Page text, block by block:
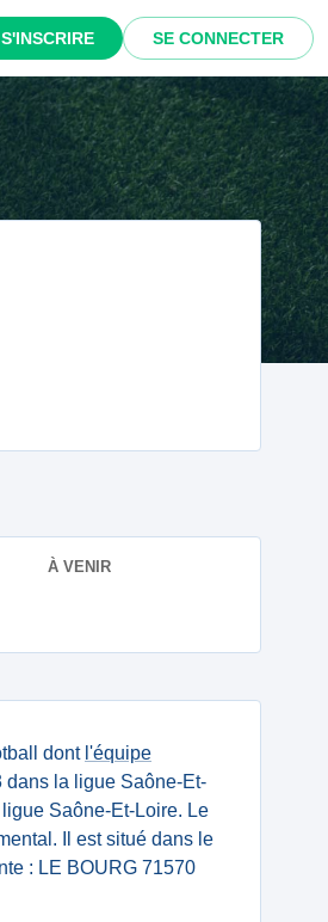
S'INSCRIRE SE CONNECTER
À VENIR
dont l'équipe
dans la ligue Saône-Et-
Saône-Et-Loire. Le
Il est situé dans le
: LE BOURG 71570